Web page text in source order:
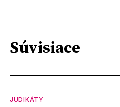
Súvisiace
JUDIKÁTY